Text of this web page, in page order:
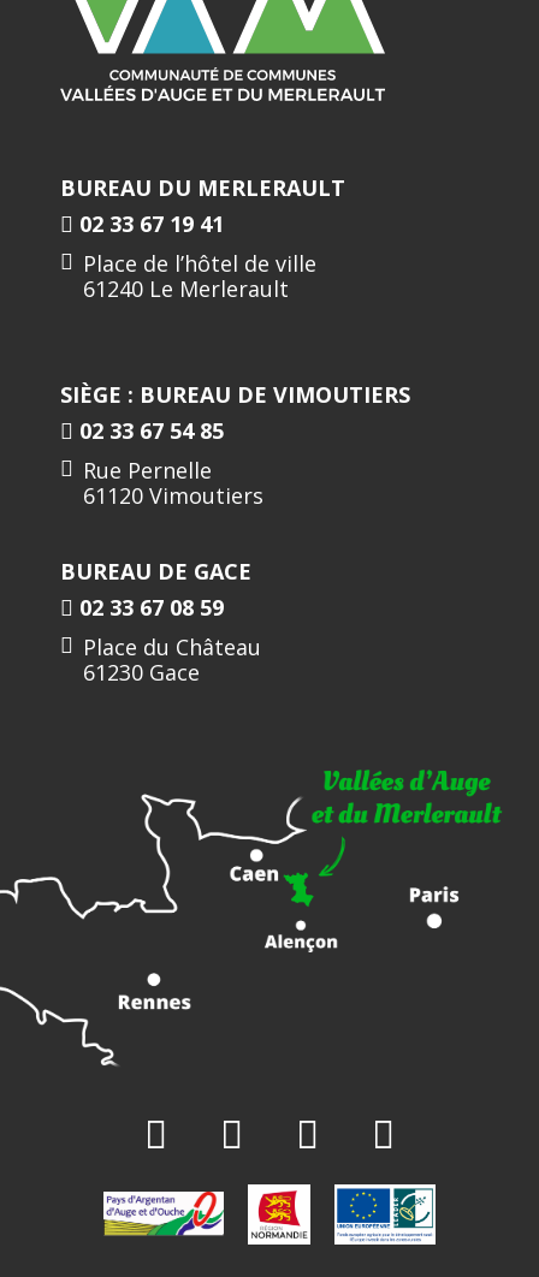
BUREAU DU MERLERAULT
02 33 67 19 41
Place de l’hôtel de ville
61240 Le Merlerault
SIÈGE : BUREAU DE VIMOUTIERS
02 33 67 54 85
Rue Pernelle
61120 Vimoutiers
BUREAU DE GACE
02 33 67 08 59
Place du Château
61230 Gace